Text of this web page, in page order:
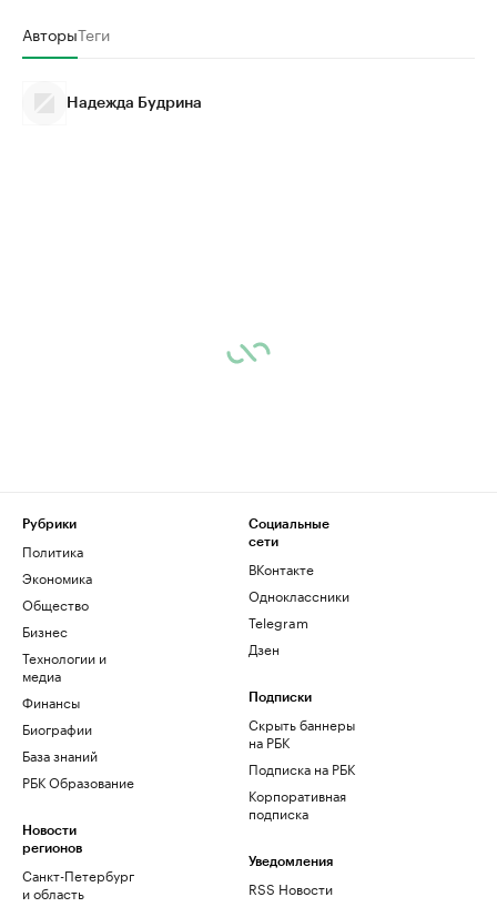
АвторыТеги
Надежда Будрина
Рубрики
Политика
Экономика
Общество
Бизнес
Технологии и
медиа
Финансы
Биографии
База знаний
РБК Образование
Новости
регионов
Санкт-Петербург
и область
Социальные
сети
ВКонтакте
Одноклассники
Telegram
Дзен
Подписки
Скрыть баннеры
на РБК
Подписка на РБК
Корпоративная
подписка
Уведомления
RSS Новости